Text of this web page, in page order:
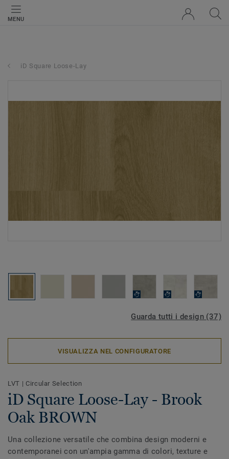
MENU
iD Square Loose-Lay
Guarda tutti i design (37)
VISUALIZZA NEL CONFIGURATORE
LVT | Circular Selection
iD Square Loose-Lay - Brook
Oak BROWN
Una collezione versatile che combina design moderni e
contemporanei con un'ampia gamma di colori, texture e